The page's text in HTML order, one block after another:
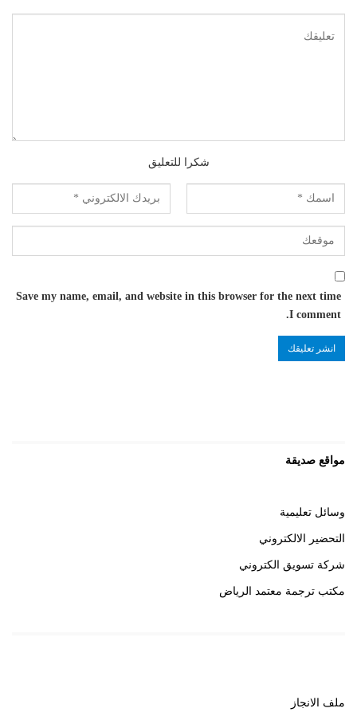
شكرا للتعليق
Save my name, email, and website in this browser for the next time
I comment.
مواقع صديقة
وسائل تعليمية
التحضير الالكتروني
شركة تسويق الكتروني
مكتب ترجمة معتمد الرياض
ملف الانجاز